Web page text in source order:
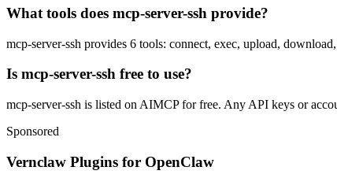
What tools does mcp-server-ssh provide?
mcp-server-ssh provides 6 tools: connect, exec, upload, download,
Is mcp-server-ssh free to use?
mcp-server-ssh is listed on AIMCP for free. Any API keys or
Sponsored
Vernclaw Plugins for OpenClaw